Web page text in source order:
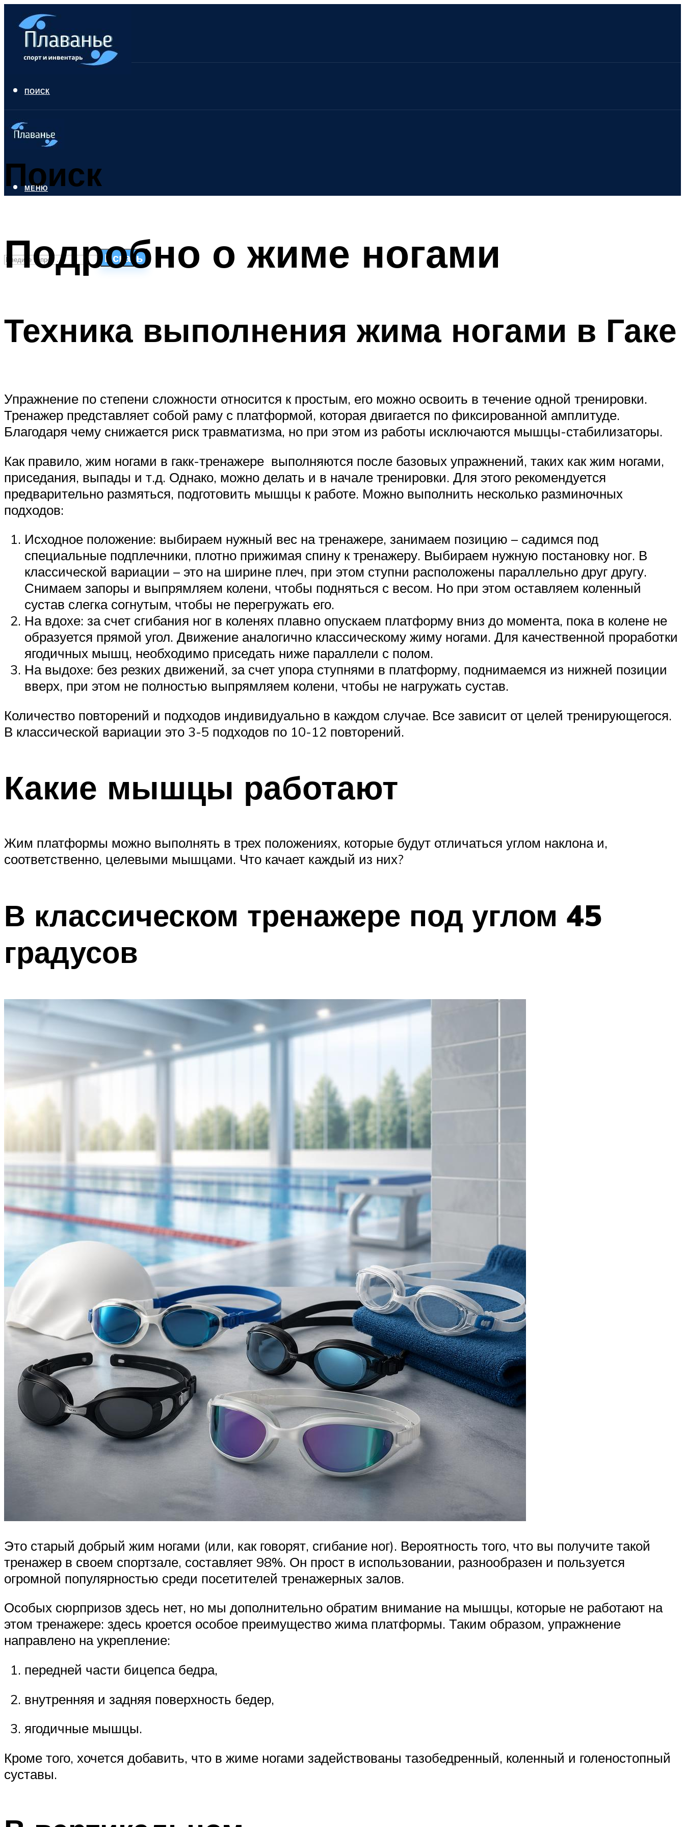
ПОИСК
Поиск
Искать
БАССЕЙН ДЛЯ ДОМА
МЕНЮ
Подробно о жиме ногами
Техника выполнения жима ногами в Гаке
Упражнение по степени сложности относится к простым, его можно освоить в течение одной тренировки.
Тренажер представляет собой раму с платформой, которая двигается по фиксированной амплитуде.
Благодаря чему снижается риск травматизма, но при этом из работы исключаются мышцы-стабилизаторы.
Как правило, жим ногами в гакк-тренажере выполняются после базовых упражнений, таких как жим ногами,
приседания, выпады и т.д. Однако, можно делать и в начале тренировки. Для этого рекомендуется
предварительно размяться, подготовить мышцы к работе. Можно выполнить несколько разминочных
подходов:
Исходное положение: выбираем нужный вес на тренажере, занимаем позицию – садимся под
специальные подплечники, плотно прижимая спину к тренажеру. Выбираем нужную постановку ног. В
классической вариации – это на ширине плеч, при этом ступни расположены параллельно друг другу.
Снимаем запоры и выпрямляем колени, чтобы подняться с весом. Но при этом оставляем коленный
сустав слегка согнутым, чтобы не перегружать его.
На вдохе: за счет сгибания ног в коленях плавно опускаем платформу вниз до момента, пока в колене не
образуется прямой угол. Движение аналогично классическому жиму ногами. Для качественной проработки
ягодичных мышц, необходимо приседать ниже параллели с полом.
На выдохе: без резких движений, за счет упора ступнями в платформу, поднимаемся из нижней позиции
вверх, при этом не полностью выпрямляем колени, чтобы не нагружать сустав.
Количество повторений и подходов индивидуально в каждом случае. Все зависит от целей тренирующегося.
В классической вариации это 3-5 подходов по 10-12 повторений.
Какие мышцы работают
Жим платформы можно выполнять в трех положениях, которые будут отличаться углом наклона и,
соответственно, целевыми мышцами. Что качает каждый из них?
В классическом тренажере под углом 45
градусов
Это старый добрый жим ногами (или, как говорят, сгибание ног). Вероятность того, что вы получите такой
тренажер в своем спортзале, составляет 98%. Он прост в использовании, разнообразен и пользуется
огромной популярностью среди посетителей тренажерных залов.
Особых сюрпризов здесь нет, но мы дополнительно обратим внимание на мышцы, которые не работают на
этом тренажере: здесь кроется особое преимущество жима платформы. Таким образом, упражнение
направлено на укрепление:
передней части бицепса бедра,
внутренняя и задняя поверхность бедер,
ягодичные мышцы.
Кроме того, хочется добавить, что в жиме ногами задействованы тазобедренный, коленный и голеностопный
суставы.